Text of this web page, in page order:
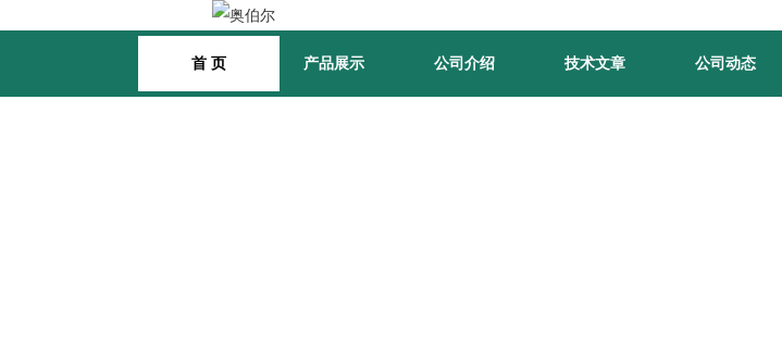
首 页 产品展示 公司介绍 技术文章 公司动态